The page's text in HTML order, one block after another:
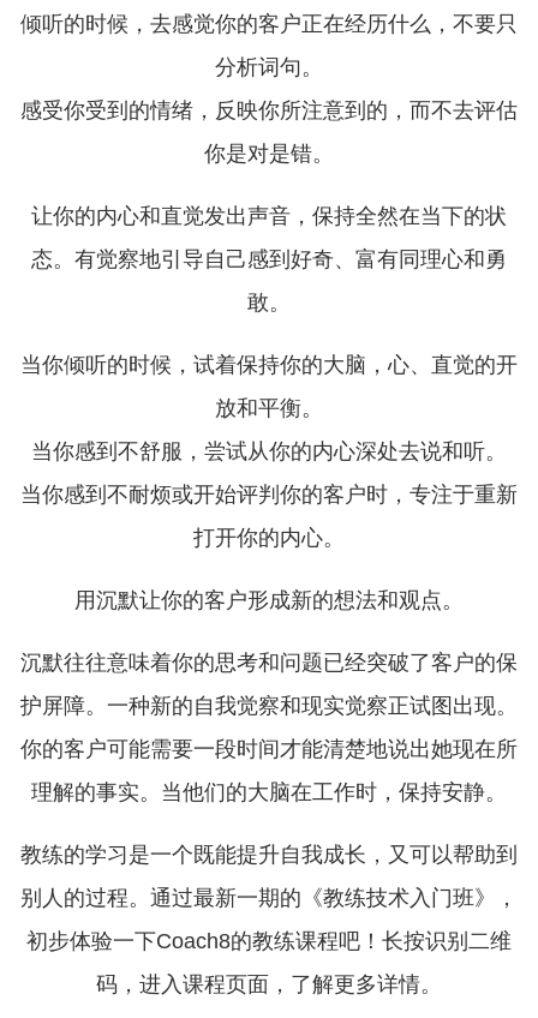
倾听的时候，去感觉你的客户正在经历什么，不要只
分析词句。
感受你受到的情绪，反映你所注意到的，而不去评估
你是对是错。
让你的内心和直觉发出声音，保持全然在当下的状
态。有觉察地引导自己感到好奇、富有同理心和勇
敢。
当你倾听的时候，试着保持你的大脑，心、直觉的开
放和平衡。
当你感到不舒服，尝试从你的内心深处去说和听。
当你感到不耐烦或开始评判你的客户时，专注于重新
打开你的内心。
用沉默让你的客户形成新的想法和观点。
沉默往往意味着你的思考和问题已经突破了客户的保
护屏障。一种新的自我觉察和现实觉察正试图出现。
你的客户可能需要一段时间才能清楚地说出她现在所
理解的事实。当他们的大脑在工作时，保持安静。
教练的学习是一个既能提升自我成长，又可以帮助到
别人的过程。通过最新一期的《教练技术入门班》，
初步体验一下Coach8的教练课程吧！长按识别二维
码，进入课程页面，了解更多详情。